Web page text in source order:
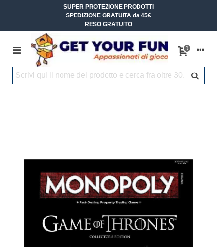
SUPER PROTEZIONE PRODOTTI
SPEDIZIONE GRATUITA da 45€
RESO GRATUITO
0